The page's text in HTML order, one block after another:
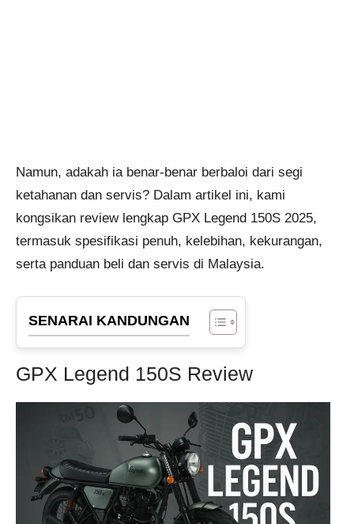
Namun, adakah ia benar-benar berbaloi dari segi
ketahanan dan servis? Dalam artikel ini, kami
kongsikan review lengkap GPX Legend 150S 2025,
termasuk spesifikasi penuh, kelebihan, kekurangan,
serta panduan beli dan servis di Malaysia.
SENARAI KANDUNGAN
GPX Legend 150S Review